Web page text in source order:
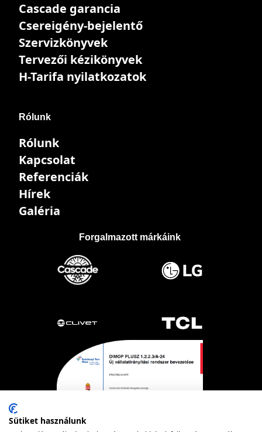
Cascade garancia
Csereigény-bejelentő
Szervizkönyvek
Tervezői kézikönyvek
H-Tarifa nyilatkozatok
Rólunk
Rólunk
Kapcsolat
Referenciák
Hírek
Galéria
Forgalmazott márkáink
Sütiket használunk